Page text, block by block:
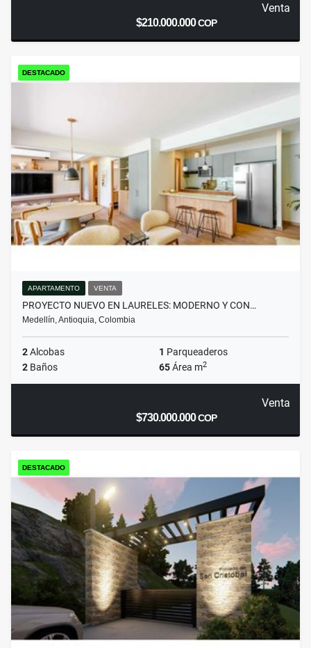
Venta
$210.000.000COP
DESTACADO
APARTAMENTO VENTA
PROYECTO NUEVO EN LAURELES: MODERNO Y CON…
Medellín, Antioquia, Colombia
2Alcobas 1 Parqueaderos
2 Baños 65Área m2
Venta
$730.000.000COP
DESTACADO